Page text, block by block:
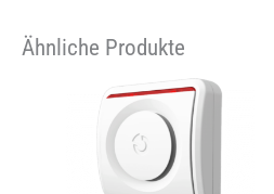
Ähnliche Produkte